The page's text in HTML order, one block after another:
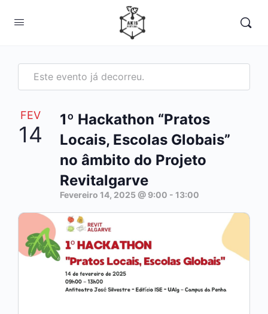
Este evento já decorreu.
FEV
14
1º Hackathon “Pratos
Locais, Escolas Globais”
no âmbito do Projeto
Revitalgarve
Fevereiro 14, 2025 @ 9:00 - 13:00